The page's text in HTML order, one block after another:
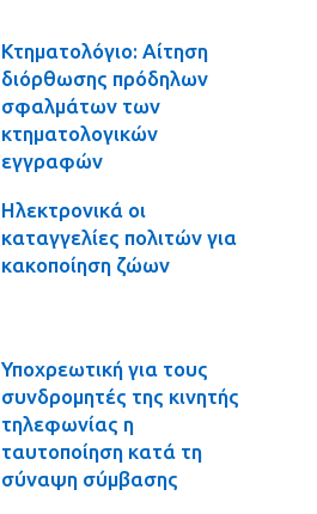
Κτηματολόγιο: Αίτηση
διόρθωσης πρόδηλων
σφαλμάτων των
κτηματολογικών
εγγραφών
Ηλεκτρονικά οι
καταγγελίες πολιτών για
κακοποίηση ζώων
Υποχρεωτική για τους
συνδρομητές της κινητής
τηλεφωνίας η
ταυτοποίηση κατά τη
σύναψη σύμβασης